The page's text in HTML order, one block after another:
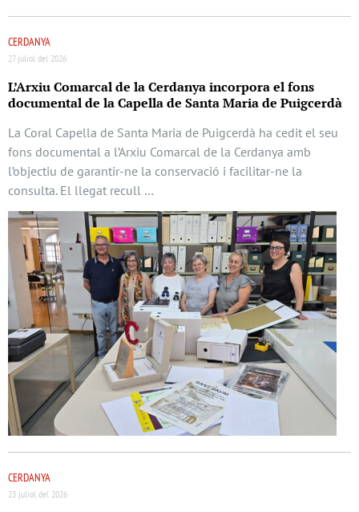
CERDANYA
27 juliol del 2026
L’Arxiu Comarcal de la Cerdanya incorpora el fons
documental de la Capella de Santa Maria de Puigcerdà
La Coral Capella de Santa Maria de Puigcerdà ha cedit el seu
fons documental a l’Arxiu Comarcal de la Cerdanya amb
l’objectiu de garantir-ne la conservació i facilitar-ne la
consulta. El llegat recull …
CERDANYA
23 juliol del 2026